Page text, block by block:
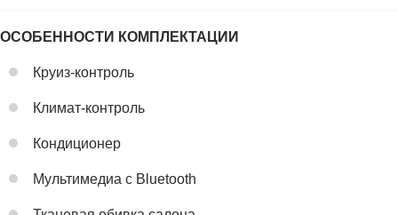
ОСОБЕННОСТИ КОМПЛЕКТАЦИИ
Круиз-контроль
Климат-контроль
Кондиционер
Мультимедиа с Bluetooth